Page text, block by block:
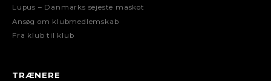
Lupus – Danmarks sejeste maskot
Ansøg om klubmedlemskab
Fra klub til klub
TRÆNERE